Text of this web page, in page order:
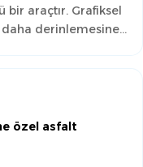
araçtır. Grafiksel
derinlemesine…
özel asfalt